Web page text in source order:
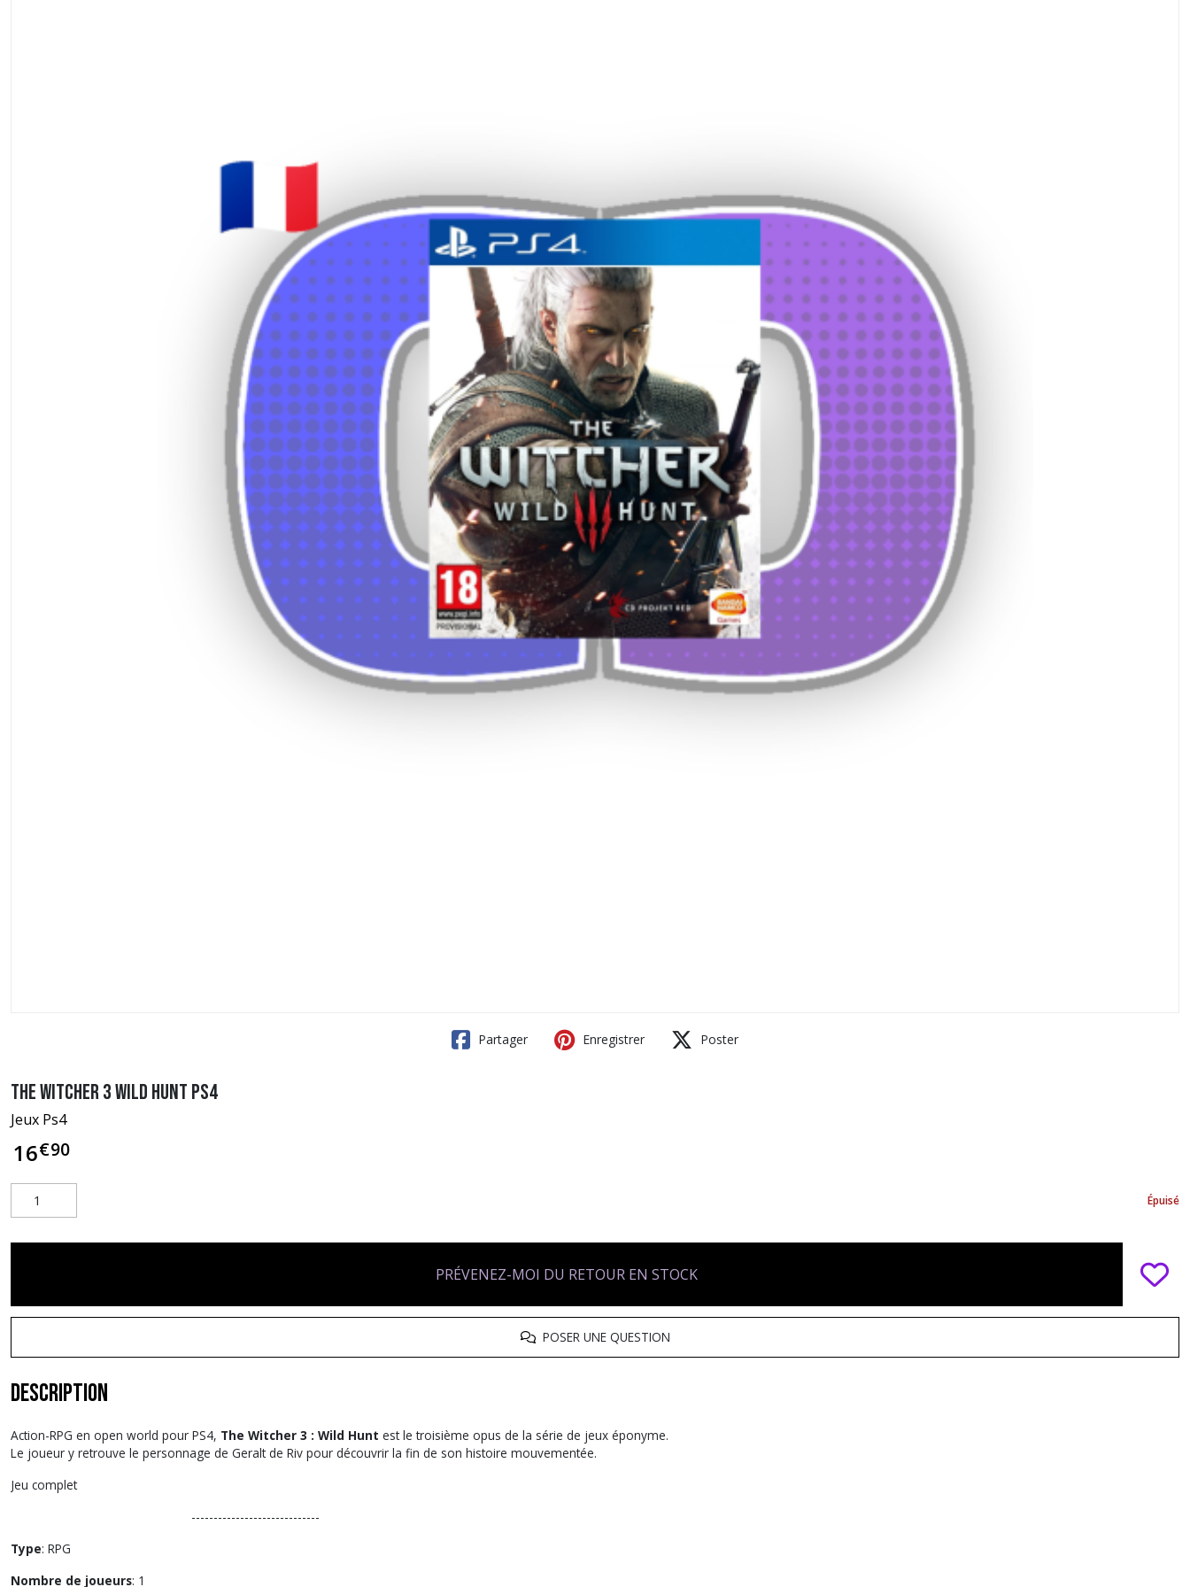
Partager Enregistrer Poster
The Witcher 3 Wild Hunt PS4
Jeux Ps4
16€90
Épuisé
PRÉVENEZ-MOI DU RETOUR EN STOCK
POSER UNE QUESTION
Description
Action-RPG en open world pour PS4, The Witcher 3 : Wild Hunt est le troisième opus de la série de jeux éponyme.
Le joueur y retrouve le personnage de Geralt de Riv pour découvrir la fin de son histoire mouvementée.
Jeu complet
-----------------------------
Type: RPG
Nombre de joueurs: 1